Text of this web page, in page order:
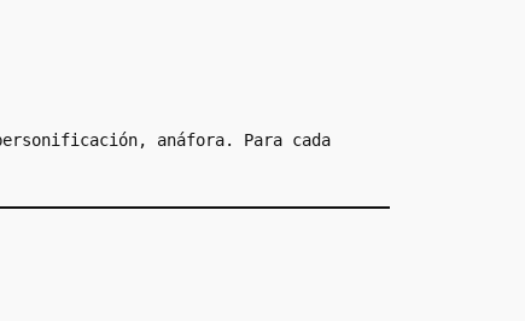
anáfora. Para cada